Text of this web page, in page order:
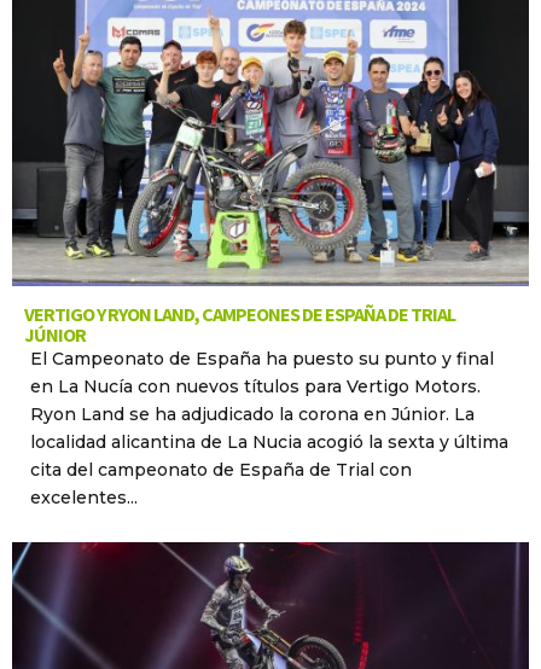
VERTIGO Y RYON LAND, CAMPEONES DE ESPAÑA DE TRIAL
JÚNIOR
El Campeonato de España ha puesto su punto y final
en La Nucía con nuevos títulos para Vertigo Motors.
Ryon Land se ha adjudicado la corona en Júnior. La
localidad alicantina de La Nucia acogió la sexta y última
cita del campeonato de España de Trial con
excelentes...